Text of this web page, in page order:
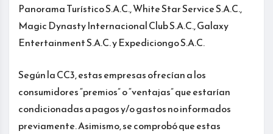
Panorama Turístico S.A.C., White Star Service S.A.C.,
Magic Dynasty Internacional Club S.A.C., Galaxy
Entertainment S.A.C. y Expediciongo S.A.C.
Según la CC3, estas empresas ofrecían a los
consumidores “premios” o “ventajas” que estarían
condicionadas a pagos y/o gastos no informados
previamente. Asimismo, se comprobó que estas